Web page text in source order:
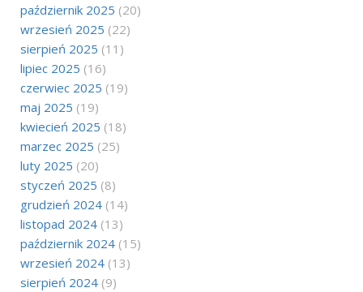
październik 2025 (20)
wrzesień 2025 (22)
sierpień 2025 (11)
lipiec 2025 (16)
czerwiec 2025 (19)
maj 2025 (19)
kwiecień 2025 (18)
marzec 2025 (25)
luty 2025 (20)
styczeń 2025 (8)
grudzień 2024 (14)
listopad 2024 (13)
październik 2024 (15)
wrzesień 2024 (13)
sierpień 2024 (9)